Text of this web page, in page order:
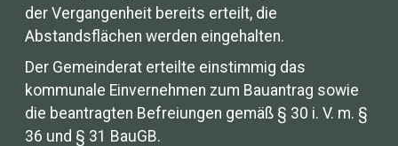
der Vergangenheit bereits erteilt, die
Abstandsflächen werden eingehalten.
Der Gemeinderat erteilte einstimmig das
kommunale Einvernehmen zum Bauantrag sowie
die beantragten Befreiungen gemäß § 30 i. V. m. §
36 und § 31 BauGB.